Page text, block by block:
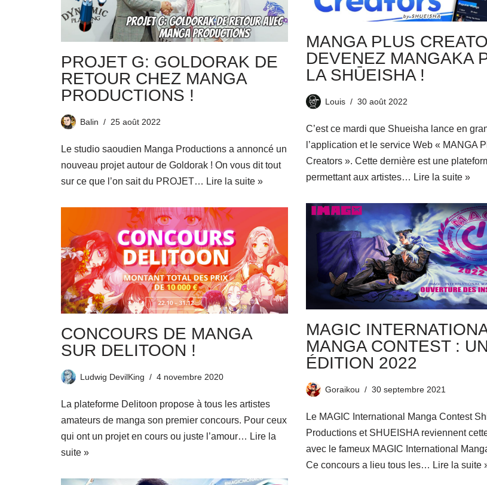
MANGA PLUS
DEVENEZ MANGAKA
LA SHŪEISHA !
Louis 30 août 2022
C’est ce mardi que Shueisha lance en
l’application et le service Web « MANGA
Creators ». Cette dernière est une
permettant aux artistes… Lire la suite »
PROJET G: GOLDORAK DE
RETOUR CHEZ MANGA
PRODUCTIONS !
Balin 25 août 2022
Le studio saoudien Manga Productions a annoncé un
nouveau projet autour de Goldorak ! On vous dit tout
sur ce que l’on sait du PROJET… Lire la suite »
MAGIC
MANGA CONTEST :
ÉDITION 2022
Goraikou 30 septembre 2021
Le MAGIC International Manga Contest
Productions et SHUEISHA reviennent
avec le fameux MAGIC International
Ce concours a lieu tous les… Lire la suite
CONCOURS DE MANGA
SUR DELITOON !
Ludwig DevilKing 4 novembre 2020
La plateforme Delitoon propose à tous les artistes
amateurs de manga son premier concours. Pour ceux
qui ont un projet en cours ou juste l’amour… Lire la
suite »